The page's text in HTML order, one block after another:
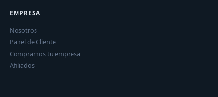
EMPRESA
Nosotros
Panel de Cliente
Compramos tu empresa
Afiliados